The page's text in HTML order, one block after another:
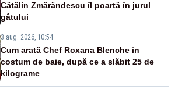
Cătălin Zmărăndescu îl poartă în jurul
gâtului
3 aug. 2026, 10:54
Cum arată Chef Roxana Blenche în
costum de baie, după ce a slăbit 25 de
kilograme